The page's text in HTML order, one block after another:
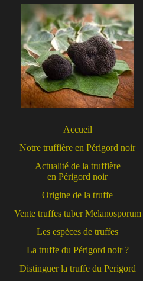
Accueil
Notre truffière en Périgord noir
Actualité de la truffière
en Périgord noir
Origine de la truffe
Vente truffes tuber Melanosporum
Les espèces de truffes
La truffe du Périgord noir ?
Distinguer la truffe du Perigord